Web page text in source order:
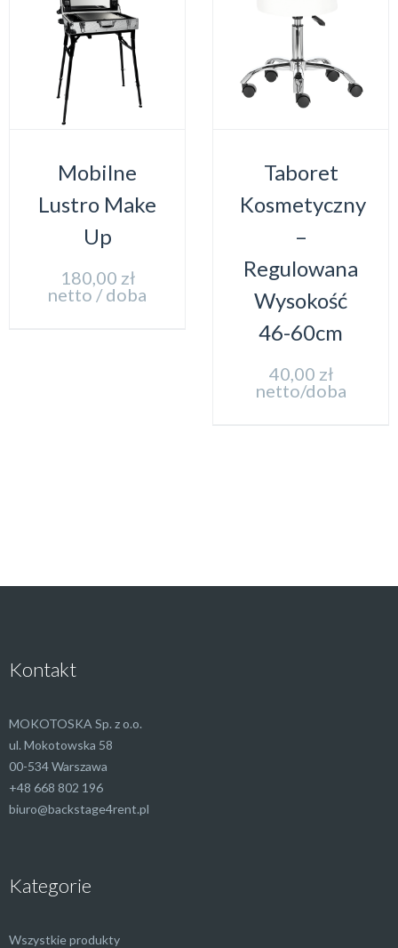
Mobilne
Lustro Make
Up
180,00 zł
netto / doba
Taboret
Kosmetyczny
–
Regulowana
Wysokość
46-60cm
40,00 zł
netto/doba
Kontakt
MOKOTOSKA Sp. z o.o.
ul. Mokotowska 58
00-534 Warszawa
+48 668 802 196
biuro@backstage4rent.pl
Kategorie
Wszystkie produkty